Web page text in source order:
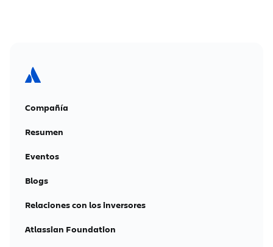
Compañía
Resumen
Eventos
Blogs
Relaciones con los inversores
Atlassian Foundation